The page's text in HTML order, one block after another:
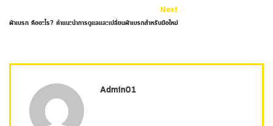
Next
ผ้าเบรก คืออะไร? คำแนะนำการดูแลและเปลี่ยนผ้าเบรกสำหรับมือใหม่
Admin01